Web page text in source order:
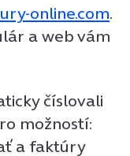
online.com.
a web vám
číslovali
možností:
a faktúry